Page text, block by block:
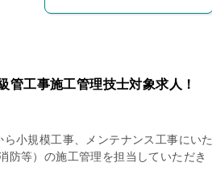
管工事施工管理技士対象求人！
小規模工事、メンテナンス工事にいた
防等）の施工管理を担当していただき